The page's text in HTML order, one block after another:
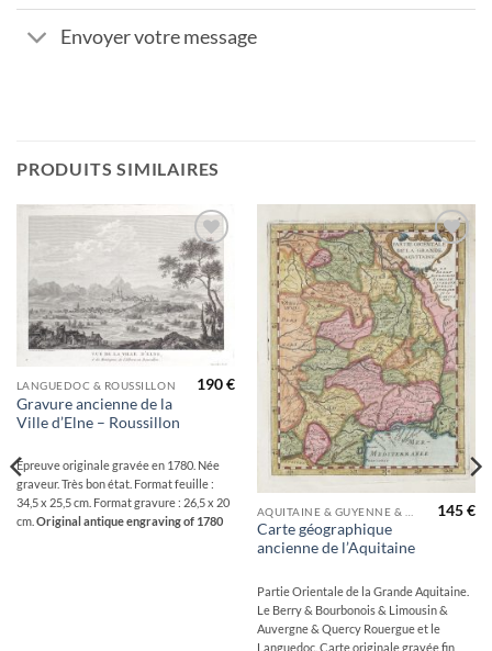
Envoyer votre message
PRODUITS SIMILAIRES
Ajouter
à la
wishlist
LANGUEDOC & ROUSSILLON
Gravure ancienne de la
Ville d’Elne – Roussillon
190€
Épreuve originale gravée en 1780. Née
graveur. Très bon état. Format feuille :
34,5 x 25,5 cm. Format gravure : 26,5 x 20
cm. Original antique engraving of 1780
Ajouter
à la
wishlist
Carte géographique
ancienne de l’Aquitaine
145€
Partie Orientale de la Grande Aquitaine.
Le Berry & Bourbonois & Limousin &
Auvergne & Quercy Rouergue et le
Languedoc. Carte originale gravée fin